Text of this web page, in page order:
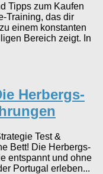
Tipps zum Kaufen
Training, das dir
einem konstanten
Bereich zeigt. In
Herbergs-
Test &
Bett! Die Herbergs-
entspannt und ohne
Portugal erleben...